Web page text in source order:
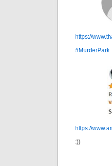
https://
#MurderPark
https://
:))